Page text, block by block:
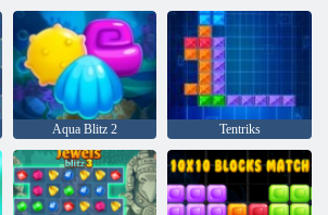
Aqua Blitz 2 Tentriks